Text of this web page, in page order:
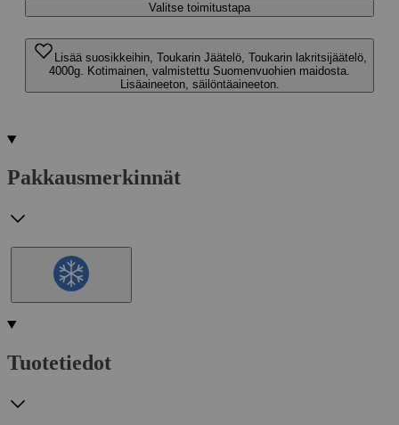
Valitse toimitustapa
Lisää suosikkeihin, Toukarin Jäätelö, Toukarin lakritsijäätelö,
4000g. Kotimainen, valmistettu Suomenvuohien maidosta.
Lisäaineeton, säilöntäaineeton.
Pakkausmerkinnät
Tuotetiedot